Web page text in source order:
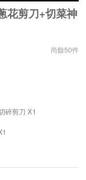
花剪刀+切菜神
尚餘50件
碎剪刀 X1